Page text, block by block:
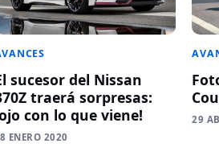
sucesor del Nissan
traerá sorpresas:
con lo que viene!
ENERO 2020
29